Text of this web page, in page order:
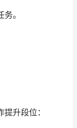
。
升段位：